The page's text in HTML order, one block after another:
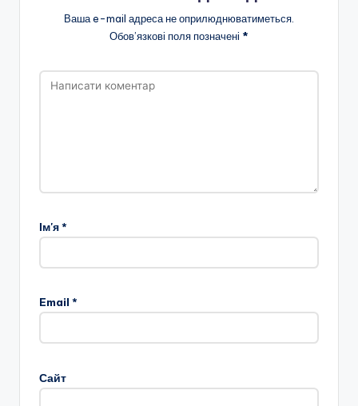
н
ь
л
а
н
о
р
Ваша e-mail адреса не оприлюднюватиметься.
Обов’язкові поля позначені *
Ім'я*
Email *
Сайт